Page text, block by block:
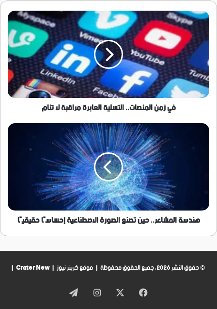
في
زمن
المنصات..
التسلية
العابرة
مراقبة
لا
تنام
في زمن المنصات.. التسلية العابرة مراقبة لا تنام
هندسة
حقيقيًا
هندسة المشاعر.. حين تصنع الصورة الاصطناعية إحساسًا حقيقيًا
© حقوق النشر 2026، جميع الحقوق محفوظة | موقع كريتر نيوز | Crater New
|
فيسبوك انستقرامتيلقرام